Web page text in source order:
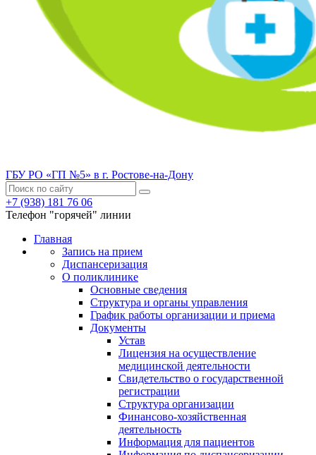
ГБУ РО «ГП №5» в г. Ростове-на-Дону
+7 (938) 181 76 06
Телефон "горячей" линии
Главная
Запись на прием
Диспансеризация
О поликлинике
Основные сведения
Структура и органы управления
График работы организации и приема
Документы
Устав
Лицензия на осуществление
медицинской деятельности
Свидетельство о государственной
регистрации
Структура организации
Финансово-хозяйственная
деятельность
Информация для пациентов